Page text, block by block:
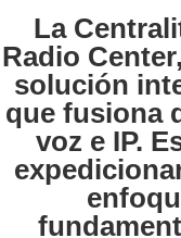
La
Radio
solución
que fusiona
voz e IP.